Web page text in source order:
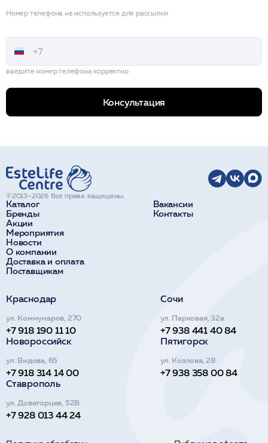
Номер телефона не используется для рассылки
введите номер телефона корректно
Консультация
Каталог
Бренды
Акции
Мероприятия
Новости
О компании
Доставка и оплата
Поставщикам
Вакансии
Контакты
©2013–2026 Все права защищены.
Краснодар
ул. Коммунаров, 270
+7 918 190 11 10
Сочи
ул. Парковая, 32а
+7 938 441 40 84
Новороссийск
ул. Видова, 65
+7 918 314 14 00
Пятигорск
ул. Козлова, 28
+7 938 358 00 84
Ставрополь
ул. Доваторцев, 52В
+7 928 013 44 24